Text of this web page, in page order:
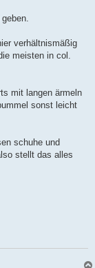
verhältnismäßig
meisten in col.
mit langen ärmeln
sonst leicht
schuhe und
stellt das alles